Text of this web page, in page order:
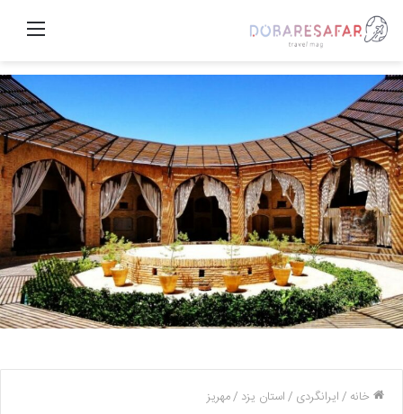
منو
خانه /ایرانگردی /استان یزد /مهریز